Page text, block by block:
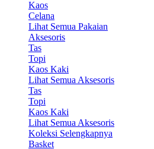
Kaos
Celana
Lihat Semua Pakaian
Aksesoris
Tas
Topi
Kaos Kaki
Lihat Semua Aksesoris
Tas
Topi
Kaos Kaki
Lihat Semua Aksesoris
Koleksi Selengkapnya
Basket